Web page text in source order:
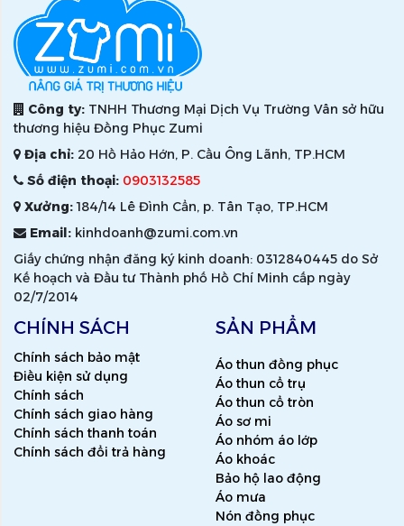
Công ty: TNHH Thương Mại Dịch Vụ Trường Vân sở hữu
thương hiệu Đồng Phục Zumi
Địa chỉ: 20 Hồ Hảo Hớn, P. Cầu Ông Lãnh, TP.HCM
Số điện thoại: 0903132585
Xưởng:184/14 Lê Đình Cẩn, p. Tân Tạo, TP.HCM
Email: kinhdoanh@zumi.com.vn
Giấy chứng nhận đăng ký kinh doanh: 0312840445 do Sở
Kế hoạch và Đầu tư Thành phố Hồ Chí Minh cấp ngày
02/7/2014
CHÍNH SÁCH
Chính sách bảo mật
Điều kiện sử dụng
Chính sách
Chính sách giao hàng
Chính sách thanh toán
Chính sách đổi trả hàng
SẢN PHẨM
Áo thun đồng phục
Áo thun cổ trụ
Áo thun cổ tròn
Áo sơ mi
Áo nhóm áo lớp
Áo khoác
Bảo hộ lao động
Áo mưa
Nón đồng phục